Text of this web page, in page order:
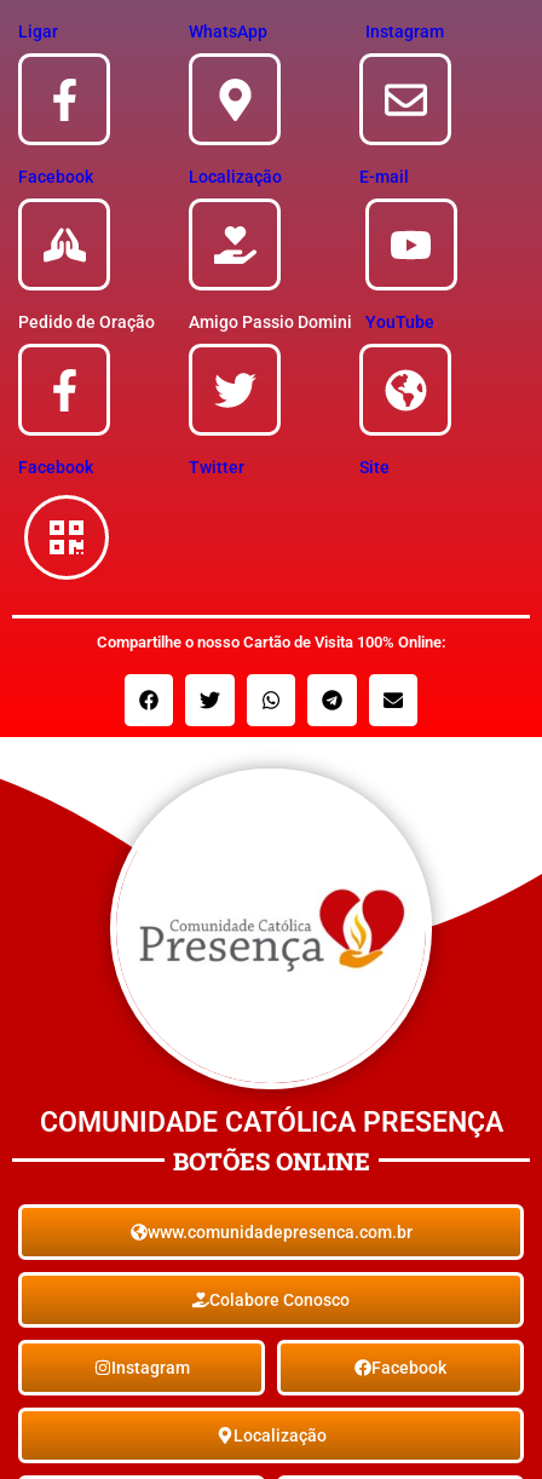
Ligar WhatsApp Instagram
Facebook Localização E-mail
Pedido de Oração Amigo Passio Domini YouTube
Facebook Twitter Site
Compartilhe o nosso Cartão de Visita 100% Online:
COMUNIDADE CATÓLICA PRESENÇA
BOTÕES ONLINE
www.comunidadepresenca.com.br
Colabore Conosco
Instagram Facebook
Localização